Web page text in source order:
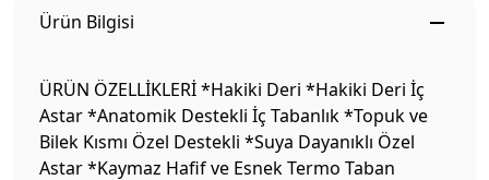
Ürün Bilgisi
ÜRÜN ÖZELLİKLERİ *Hakiki Deri *Hakiki Deri İç
Astar *Anatomik Destekli İç Tabanlık *Topuk ve
Bilek Kısmı Özel Destekli *Suya Dayanıklı Özel
Astar *Kaymaz Hafif ve Esnek Termo Taban